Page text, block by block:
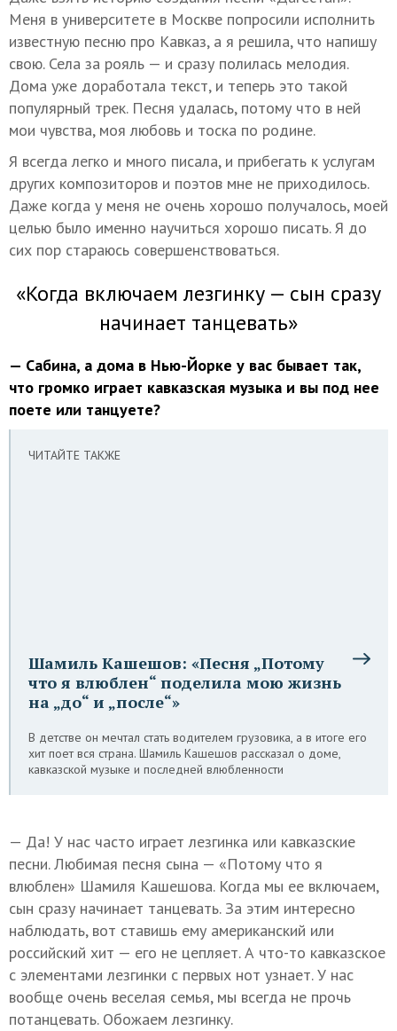
Меня в университете в Москве попросили исполнить
известную песню про Кавказ, а я решила, что напишу
свою. Села за рояль — и сразу полилась мелодия.
Дома уже доработала текст, и теперь это такой
популярный трек. Песня удалась, потому что в ней
мои чувства, моя любовь и тоска по родине.
Я всегда легко и много писала, и прибегать к услугам
других композиторов и поэтов мне не приходилось.
Даже когда у меня не очень хорошо получалось, моей
целью было именно научиться хорошо писать. Я до
сих пор стараюсь совершенствоваться.
«Когда включаем лезгинку — сын сразу
начинает танцевать»
— Сабина, а дома в Нью-Йорке у вас бывает так,
что громко играет кавказская музыка и вы под нее
поете или танцуете?
ЧИТАЙТЕ ТАКЖЕ
Шамиль Кашешов: «Песня „Потому
что я влюблен“ поделила мою жизнь
на „до“ и „после“»
В детстве он мечтал стать водителем грузовика, а в итоге его
хит поет вся страна. Шамиль Кашешов рассказал о доме,
кавказской музыке и последней влюбленности
— Да! У нас часто играет лезгинка или кавказские
песни. Любимая песня сына — «Потому что я
влюблен» Шамиля Кашешова. Когда мы ее включаем,
сын сразу начинает танцевать. За этим интересно
наблюдать, вот ставишь ему американский или
российский хит — его не цепляет. А что-то кавказское
с элементами лезгинки с первых нот узнает. У нас
вообще очень веселая семья, мы всегда не прочь
потанцевать. Обожаем лезгинку.